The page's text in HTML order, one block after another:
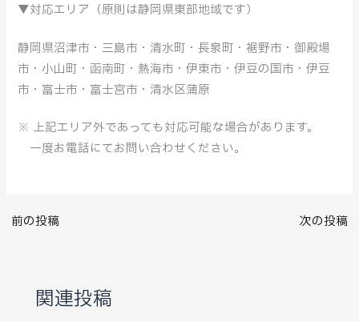
▼対応エリア（原則は静岡県東部地域です）
静岡県沼津市・三島市・清水町・長泉町・裾野市・御殿場
市・小山町・函南町・熱海市・伊東市・伊豆の国市・伊豆
市・富士市・富士宮市・清水区蒲原
※ 上記エリア外であっても対応可能な場合があります。
一度お電話にてお問い合わせください。
前の投稿 次の投稿
関連投稿